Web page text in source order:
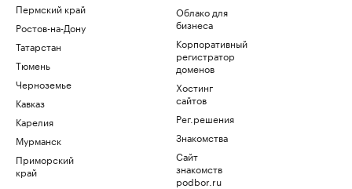
Пермский край
Ростов-на-Дону
Татарстан
Тюмень
Черноземье
Кавказ
Карелия
Мурманск
Приморский
край
Облако для
бизнеса
Корпоративный
регистратор
доменов
Хостинг
сайтов
Рег.решения
Знакомства
Сайт
знакомств
podbor.ru